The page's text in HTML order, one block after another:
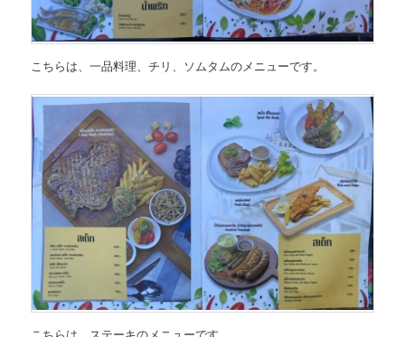
こちらは、一品料理、チリ、ソムタムのメニューです。